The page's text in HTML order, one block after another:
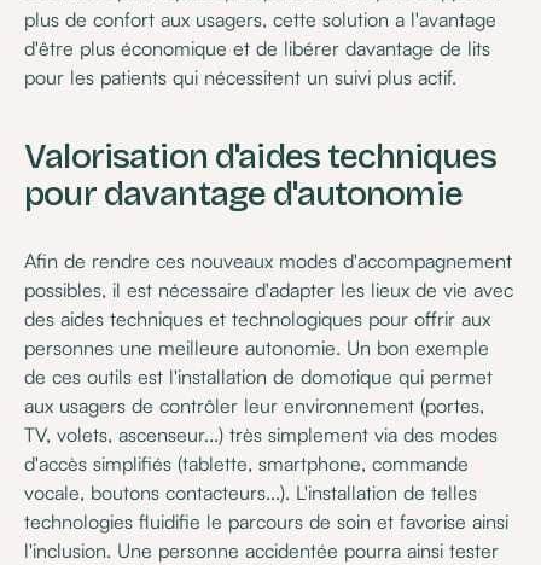
plus de confort aux usagers, cette solution a l'avantage
d'être plus économique et de libérer davantage de lits
pour les patients qui nécessitent un suivi plus actif.
Valorisation d'aides techniques
pour davantage d'autonomie
Afin de rendre ces nouveaux modes d'accompagnement
possibles, il est nécessaire d'adapter les lieux de vie avec
des aides techniques et technologiques pour offrir aux
personnes une meilleure autonomie. Un bon exemple
de ces outils est l'installation de domotique qui permet
aux usagers de contrôler leur environnement (portes,
TV, volets, ascenseur...) très simplement via des modes
d'accès simplifiés (tablette, smartphone, commande
vocale, boutons contacteurs...). L'installation de telles
technologies fluidifie le parcours de soin et favorise ainsi
l'inclusion. Une personne accidentée pourra ainsi tester